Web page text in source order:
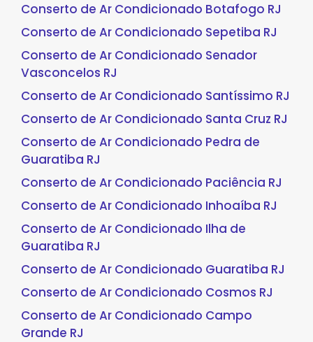
Conserto de Ar Condicionado Botafogo RJ
Conserto de Ar Condicionado Sepetiba RJ
Conserto de Ar Condicionado Senador
Vasconcelos RJ
Conserto de Ar Condicionado Santíssimo RJ
Conserto de Ar Condicionado Santa Cruz RJ
Conserto de Ar Condicionado Pedra de
Guaratiba RJ
Conserto de Ar Condicionado Paciência RJ
Conserto de Ar Condicionado Inhoaíba RJ
Conserto de Ar Condicionado Ilha de
Guaratiba RJ
Conserto de Ar Condicionado Guaratiba RJ
Conserto de Ar Condicionado Cosmos RJ
Conserto de Ar Condicionado Campo
Grande RJ